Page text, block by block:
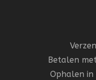
Betalen
Ophalen in